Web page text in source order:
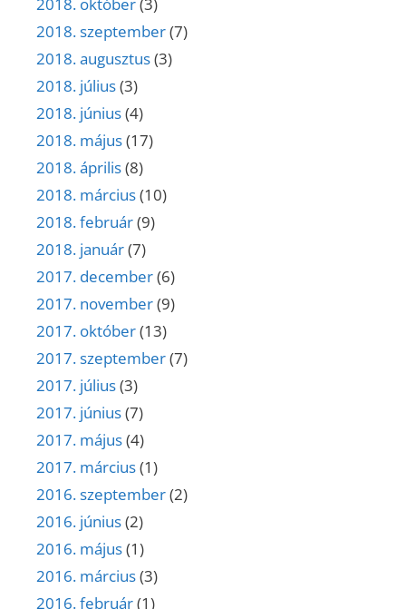
2018. október(3)
2018. szeptember(7)
2018. augusztus(3)
2018. július(3)
2018. június(4)
2018. május(17)
2018. április(8)
2018. március(10)
2018. február(9)
2018. január(7)
2017. december(6)
2017. november(9)
2017. október(13)
2017. szeptember(7)
2017. július(3)
2017. június(7)
2017. május(4)
2017. március(1)
2016. szeptember(2)
2016. június(2)
2016. május(1)
2016. március(3)
2016. február(1)